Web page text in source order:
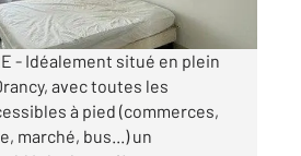
- Idéalement situé en plein
avec toutes les
à pied (commerces,
marché, bus...) un